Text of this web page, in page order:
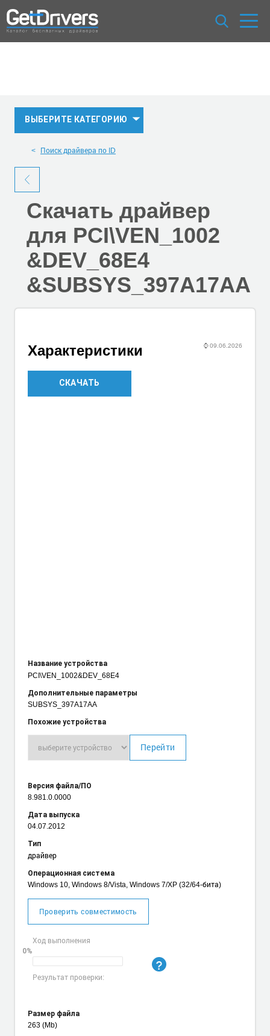
ВЫБЕРИТЕ КАТЕГОРИЮ
Поиск драйвера по ID
Скачать драйвер
для PCI\VEN_1002
&DEV_68E4
&SUBSYS_397A17AA
⌚09.06.2026
Характеристики
Название устройства
PCI\VEN_1002&DEV_68E4
Дополнительные параметры
SUBSYS_397A17AA
Похожие устройства
Перейти
Версия файла/ПО
8.981.0.0000
Дата выпуска
04.07.2012
Тип
драйвер
Операционная система
Windows 10, Windows 8/Vista, Windows 7/XP (32/64-бита)
Проверить совместимость
Ход выполнения
0%
Результат проверки:
Размер файла
263 (Mb)
СКАЧАТЬ